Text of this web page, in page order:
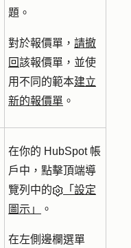
題。
對於報價單， 請撤
回該報價單，並使
用不同的範本建立
新的報價單 。
在你的 HubSpot 帳
戶中，點擊頂端導
覽列中的
「設定
圖示」
。
在左側邊欄選單